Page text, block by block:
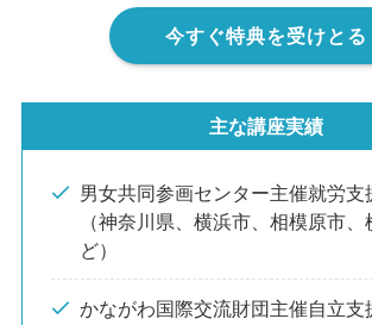
今すぐ特典を受けとる
主な講座実績
男女共同参画センター主催就労支
（神奈川県、横浜市、相模原市
ど）
かながわ国際交流財団主催自立支